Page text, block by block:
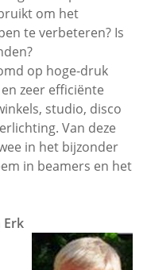
om het
te verbeteren? Is
op hoge-druk
zeer efficiënte
studio, disco
Van deze
in het bijzonder
in beamers en het
Erk